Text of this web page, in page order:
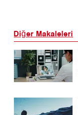
Diğer Makaleleri